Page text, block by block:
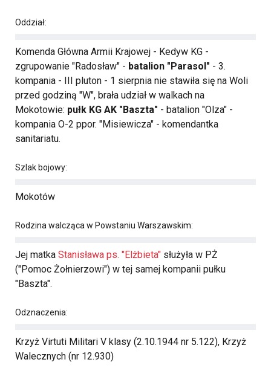
Oddział:
Komenda Główna Armii Krajowej - Kedyw KG -
zgrupowanie "Radosław" - batalion "Parasol" - 3.
kompania - III pluton - 1 sierpnia nie stawiła się na Woli
przed godziną "W", brała udział w walkach na
Mokotowie: pułk KG AK "Baszta" - batalion "Olza" -
kompania O-2 ppor. "Misiewicza" - komendantka
sanitariatu.
Szlak bojowy:
Mokotów
Rodzina walcząca w Powstaniu Warszawskim:
Jej matka Stanisława ps. "Elżbieta" służyła w PŻ
("Pomoc Żołnierzowi") w tej samej kompanii pułku
"Baszta".
Odznaczenia:
Krzyż Virtuti Militari V klasy (2.10.1944 nr 5.122), Krzyż
Walecznych (nr 12.930)